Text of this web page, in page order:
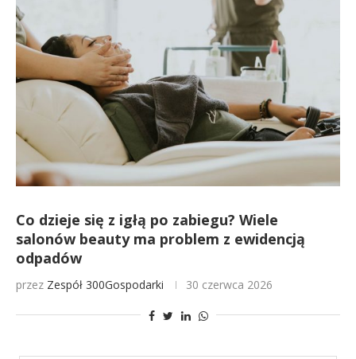
Co dzieje się z igłą po zabiegu? Wiele
salonów beauty ma problem z ewidencją
odpadów
przez Zespół 300Gospodarki 30 czerwca 2026